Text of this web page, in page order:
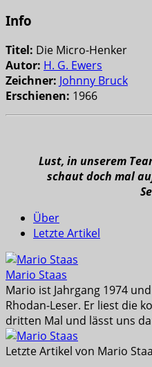
Info
Titel: Die Micro-Henker
Autor: H. G. Ewers
Zeichner: Johnny Bruck
Erschienen: 1966
Lust, in unserem
schaut doch mal
Über
Letzte Artikel
Mario Staas
Mario ist Jahrgang 1974
Rhodan-Leser. Er liest die
dritten Mal und lässt uns
Letzte Artikel von Mario